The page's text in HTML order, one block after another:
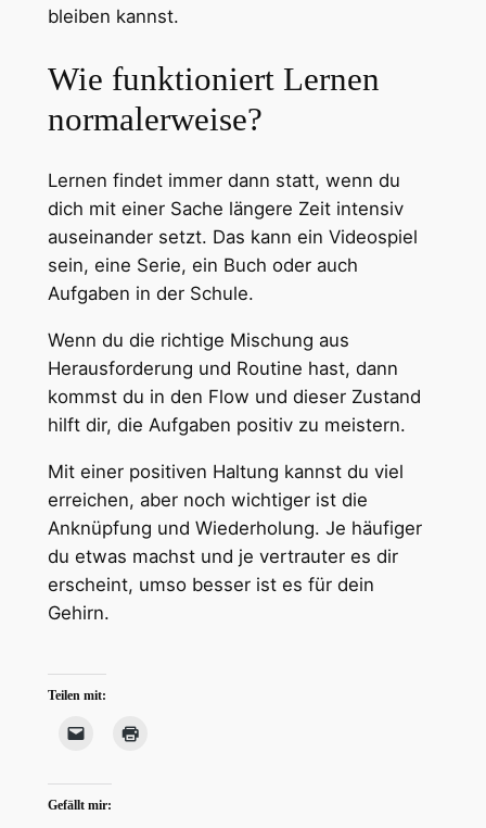
bleiben kannst.
Wie funktioniert Lernen
normalerweise?
Lernen findet immer dann statt, wenn du
dich mit einer Sache längere Zeit intensiv
auseinander setzt. Das kann ein Videospiel
sein, eine Serie, ein Buch oder auch
Aufgaben in der Schule.
Wenn du die richtige Mischung aus
Herausforderung und Routine hast, dann
kommst du in den Flow und dieser Zustand
hilft dir, die Aufgaben positiv zu meistern.
Mit einer positiven Haltung kannst du viel
erreichen, aber noch wichtiger ist die
Anknüpfung und Wiederholung. Je häufiger
du etwas machst und je vertrauter es dir
erscheint, umso besser ist es für dein
Gehirn.
Teilen mit:
Gefällt mir: